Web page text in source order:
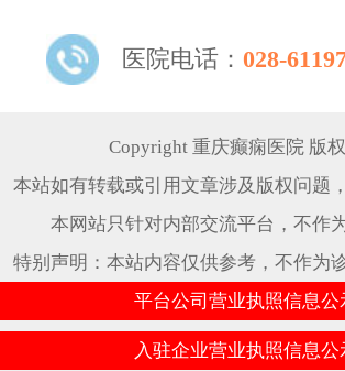
医院电话： 028-
Copyright 重庆癫痫医院 版
本站如有转载或引用文章涉及版权问题
本网站只针对内部交流平台，不作
特别声明：本站内容仅供参考，不作为
平台公司营业执照信息公
入驻企业营业执照信息公